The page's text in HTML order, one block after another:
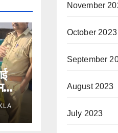
November
October 2023
September
August 2023
July 2023